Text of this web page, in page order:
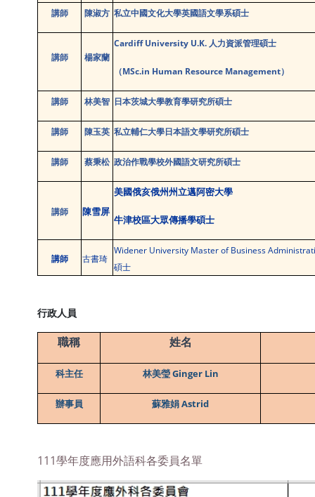
講師 陳淑方 私立中國文化大學英國語文學系碩士
講師 楊家蘭
Cardiff University U.K. 人力資派管理碩士
（MSc.in Human Resource Management）
講師 林美智 日本茨城大學教育學研究所碩士
講師 陳玉英 私立輔仁大學日本語文學研究所碩士
講師 蔡秉松 政治作戰學校外國語文研究所碩士
講師 陳雪屏
美國俄亥俄州州立邁阿密大學
牛津校區大眾傳播學碩士
講師 古書琦
Widener University Master of Business
碩士
行政人員
職稱 姓名
科主任 林美瑩 Ginger Lin
辦事員 蘇雅娟 Astrid
111學年度應用外語科各委員名單